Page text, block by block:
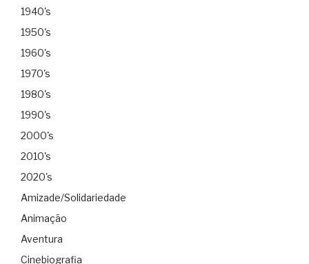
1940's
1950's
1960's
1970's
1980's
1990's
2000's
2010's
2020's
Amizade/Solidariedade
Animação
Aventura
Cinebiografia